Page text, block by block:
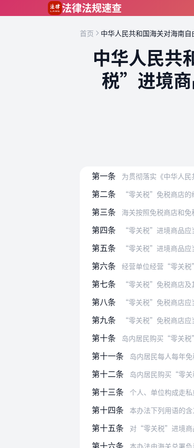
法律法规速查
首页 中华人民共和国海关对海南
中华人民共
税”进境
第一条 为贯彻落实《中华人民共和
第二条 “零关税”免税商店的
第三条 海关按照免税商店和
第四条 “零关税”进境商品应
第五条 “零关税”进境商品应
第六条 经营单位经营“零关税”免
第七条 “零关税”免税商店及
第八条 “零关税”免税商店应当具
第九条 “零关税”免税商店
第十条 岛内居民购买“零关税
第十一条 岛内居民每人每年免
第十二条 岛内居民购买“零
第十三条 个人、单位构成走私或者
第十四条 本办法下列用语的含
第十五条 对“零关税”进境商
第十六条 本办法由海关总署负